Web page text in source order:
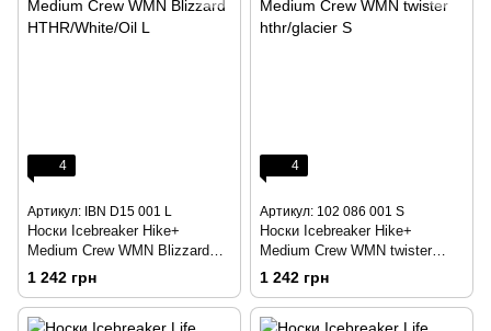
4
Артикул: IBN D15 001 L
Носки Icebreaker Hike+
Medium Crew WMN Blizzard
HTHR/White/Oil L
1 242 грн
4
Артикул: 102 086 001 S
Носки Icebreaker Hike+
Medium Crew WMN twister
hthr/glacier S
1 242 грн